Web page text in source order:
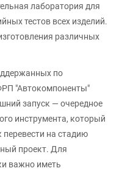
лаборатория для
тестов всех изделий.
различных
по
"Автокомпоненты"
запуск — очередное
инструмента, который
перевести на стадию
проект. Для
важно иметь